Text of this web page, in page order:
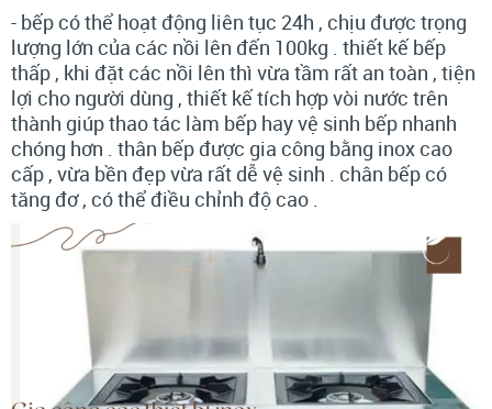
- bếp có thể hoạt động liên tục 24h , chịu được trọng
lượng lớn của các nồi lên đến 100kg . thiết kế bếp
thấp , khi đặt các nồi lên thì vừa tầm rất an toàn , tiện
lợi cho người dùng , thiết kế tích hợp vòi nước trên
thành giúp thao tác làm bếp hay vệ sinh bếp nhanh
chóng hơn . thân bếp được gia công bằng inox cao
cấp , vừa bền đẹp vừa rất dễ vệ sinh . chân bếp có
tăng đơ , có thể điều chỉnh độ cao .